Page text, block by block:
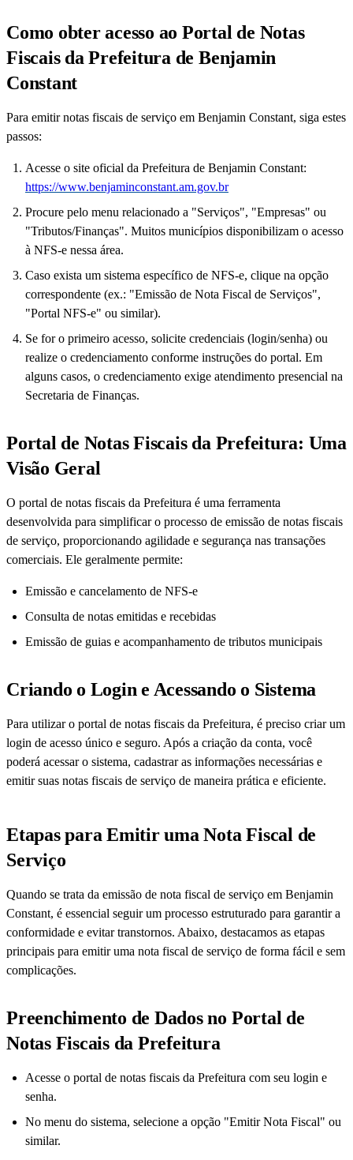
Como obter acesso ao Portal de Notas
Fiscais da Prefeitura de Benjamin
Constant
Para emitir notas fiscais de serviço em Benjamin Constant, siga estes
passos:
Acesse o site oficial da Prefeitura de Benjamin Constant:
https://www.benjaminconstant.am.gov.br
Procure pelo menu relacionado a "Serviços", "Empresas" ou
"Tributos/Finanças". Muitos municípios disponibilizam o acesso
à NFS-e nessa área.
Caso exista um sistema específico de NFS-e, clique na opção
correspondente (ex.: "Emissão de Nota Fiscal de Serviços",
"Portal NFS-e" ou similar).
Se for o primeiro acesso, solicite credenciais (login/senha) ou
realize o credenciamento conforme instruções do portal. Em
alguns casos, o credenciamento exige atendimento presencial na
Secretaria de Finanças.
Portal de Notas Fiscais da Prefeitura: Uma
Visão Geral
O portal de notas fiscais da Prefeitura é uma ferramenta
desenvolvida para simplificar o processo de emissão de notas fiscais
de serviço, proporcionando agilidade e segurança nas transações
comerciais. Ele geralmente permite:
Emissão e cancelamento de NFS-e
Consulta de notas emitidas e recebidas
Emissão de guias e acompanhamento de tributos municipais
Criando o Login e Acessando o Sistema
Para utilizar o portal de notas fiscais da Prefeitura, é preciso criar um
login de acesso único e seguro. Após a criação da conta, você
poderá acessar o sistema, cadastrar as informações necessárias e
emitir suas notas fiscais de serviço de maneira prática e eficiente.
Etapas para Emitir uma Nota Fiscal de
Serviço
Quando se trata da emissão de nota fiscal de serviço em Benjamin
Constant, é essencial seguir um processo estruturado para garantir a
conformidade e evitar transtornos. Abaixo, destacamos as etapas
principais para emitir uma nota fiscal de serviço de forma fácil e sem
complicações.
Preenchimento de Dados no Portal de
Notas Fiscais da Prefeitura
Acesse o portal de notas fiscais da Prefeitura com seu login e
senha.
No menu do sistema, selecione a opção "Emitir Nota Fiscal" ou
similar.